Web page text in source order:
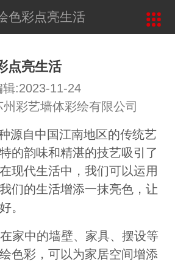
色彩点亮生活
点亮生活
辑:2023-11-24
彩艺墙体彩绘有限公司
源自中国江南地区的传统艺
的韵味和精湛的技艺吸引了
现代生活中，我们可以运用
们的生活增添一抹亮色，让
。
家中的墙壁、家具、摆设等
色彩，可以为家居空间增添